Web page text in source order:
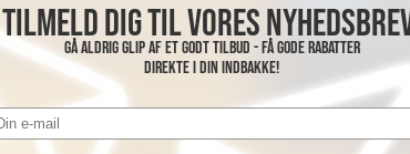
Tilmeld dig til vores
Gå aldrig glip af et godt tilbud - få gode rabatter
direkte i din indbakke!